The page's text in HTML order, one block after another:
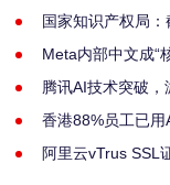
国家知识产权局
Meta内部中文成“
腾讯AI技术突破
香港88%员工已
阿里云vTrus SSL